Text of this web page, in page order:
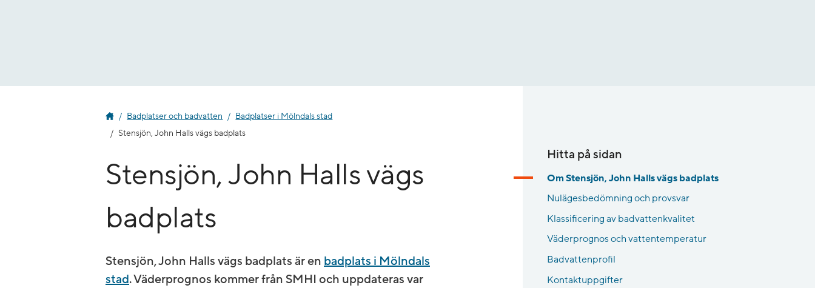
Badplatser och badvatten
Badplatser i Mölndals stad
Stensjön, John Halls vägs badplats
Stensjön, John Halls vägs
badplats
Stensjön, John Halls vägs badplats är en badplats i Mölndals
stad. Väderprognos kommer från SMHI och uppdateras var
Hitta på sidan
Om Stensjön, John Halls vägs badplats
Nulägesbedömning och provsvar
Klassificering av badvattenkvalitet
Väderprognos och vattentemperatur
Badvattenprofil
Kontaktuppgifter